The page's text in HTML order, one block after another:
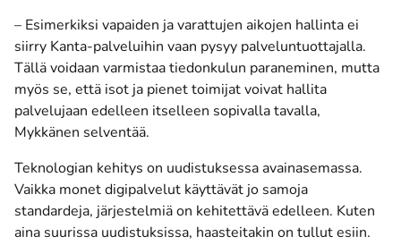
– Esimerkiksi vapaiden ja varattujen aikojen hallinta ei
siirry Kanta-palveluihin vaan pysyy palveluntuottajalla.
Tällä voidaan varmistaa tiedonkulun paraneminen, mutta
myös se, että isot ja pienet toimijat voivat hallita
palvelujaan edelleen itselleen sopivalla tavalla,
Mykkänen selventää.
Teknologian kehitys on uudistuksessa avainasemassa.
Vaikka monet digipalvelut käyttävät jo samoja
standardeja, järjestelmiä on kehitettävä edelleen. Kuten
aina suurissa uudistuksissa, haasteitakin on tullut esiin.